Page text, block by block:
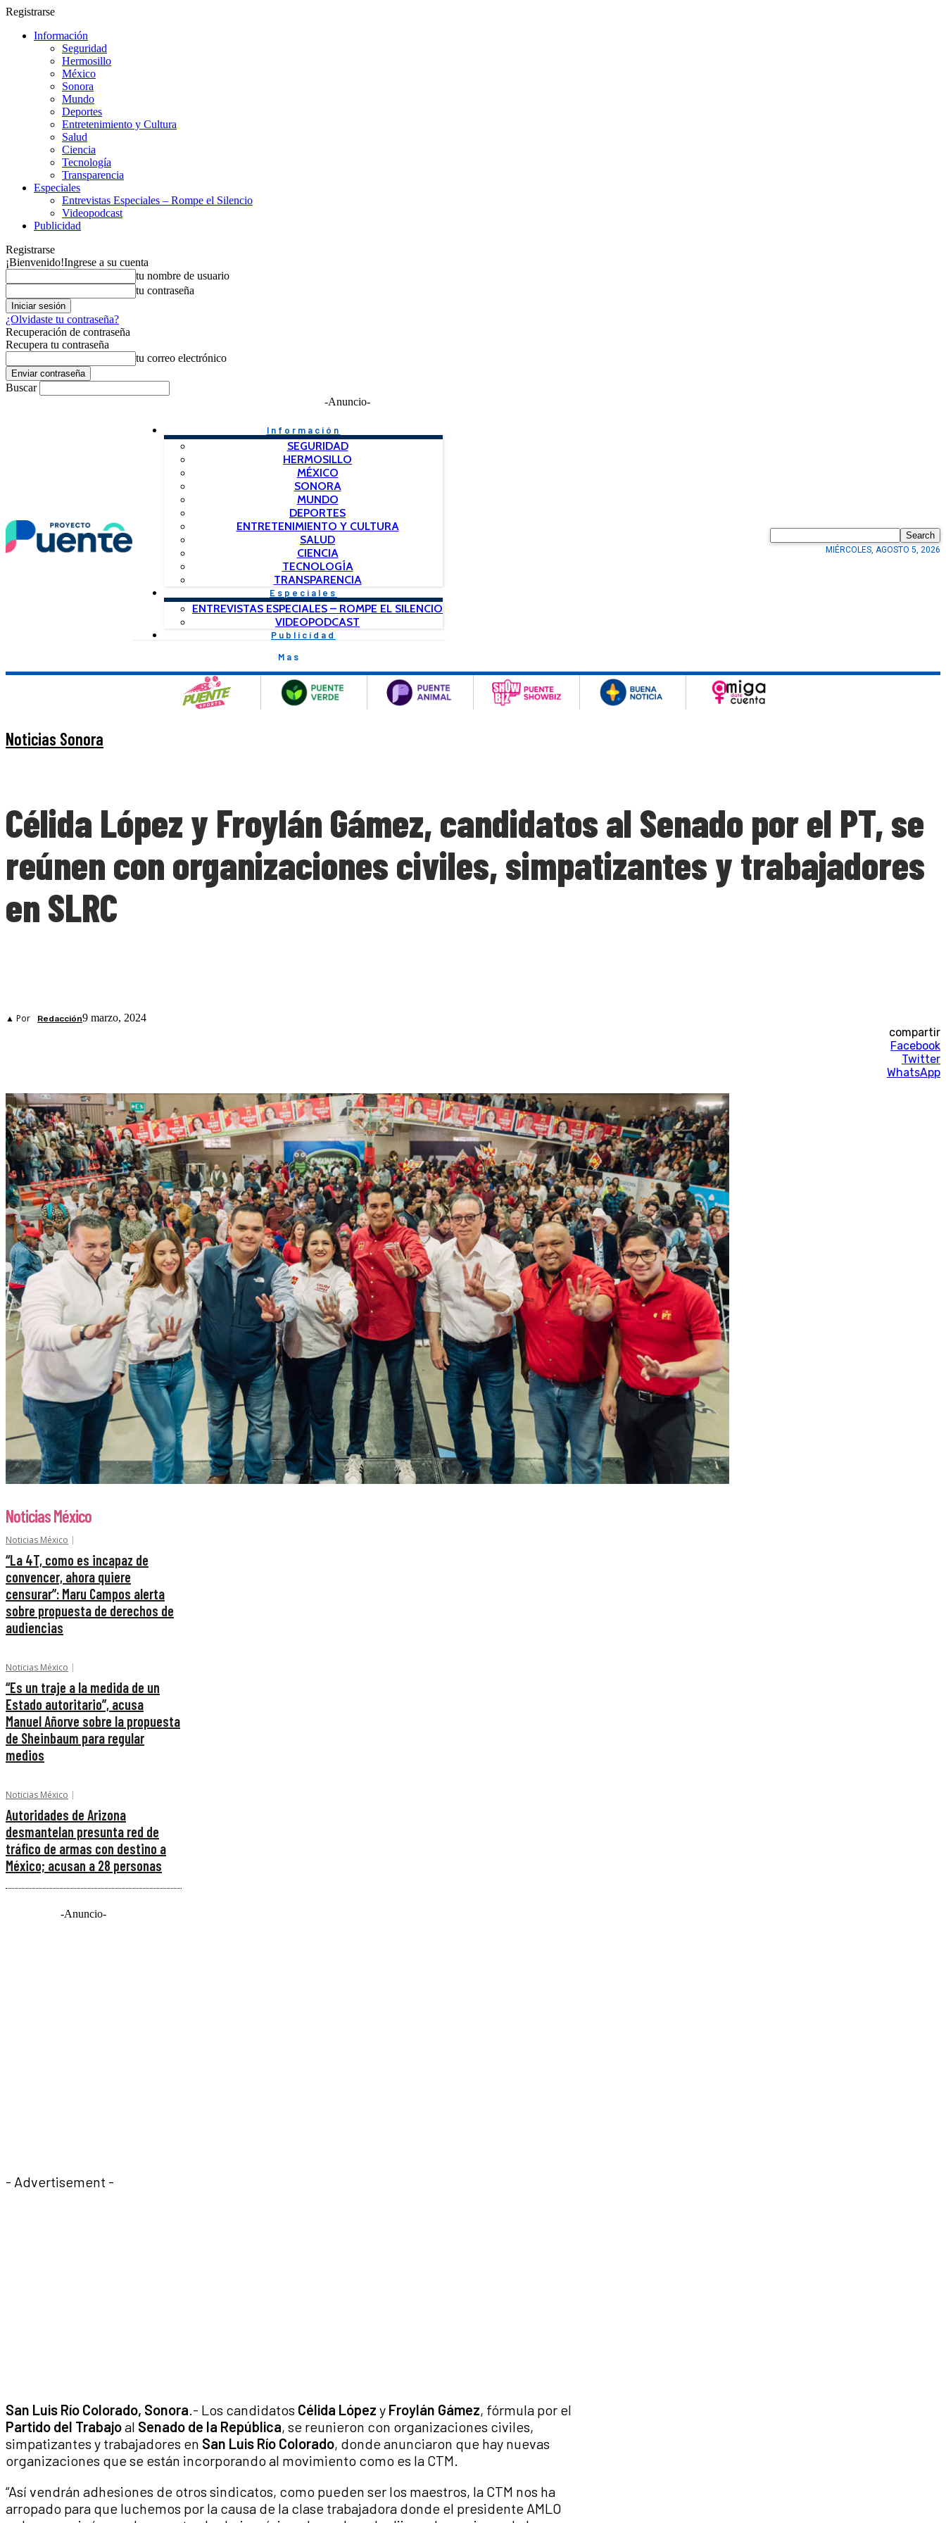
Registrarse
Información
Seguridad
Hermosillo
México
Sonora
Mundo
Deportes
Entretenimiento y Cultura
Salud
Ciencia
Tecnología
Transparencia
Especiales
Entrevistas Especiales – Rompe el Silencio
Videopodcast
Publicidad
Registrarse
¡Bienvenido!Ingrese a su cuenta
tu nombre de usuario
tu contraseña
¿Olvidaste tu contraseña?
Recuperación de contraseña
Recupera tu contraseña
tu correo electrónico
Buscar
-Anuncio-
Información
SEGURIDAD
HERMOSILLO
MÉXICO
SONORA
MUNDO
DEPORTES
ENTRETENIMIENTO Y CULTURA
SALUD
CIENCIA
TECNOLOGÍA
TRANSPARENCIA
Especiales
ENTREVISTAS ESPECIALES – ROMPE EL SILENCIO
VIDEOPODCAST
Publicidad
Mas
Search
MIÉRCOLES, AGOSTO 5, 2026
Noticias Sonora
Célida López y Froylán Gámez, candidatos al Senado por el PT, se
reúnen con organizaciones civiles, simpatizantes y trabajadores
en SLRC
▲ Por Redacción9 marzo, 2024
compartir
Facebook
Twitter
WhatsApp
Noticias México
Noticias México
“La 4T, como es incapaz de
convencer, ahora quiere
censurar”: Maru Campos alerta
sobre propuesta de derechos de
audiencias
Noticias México
“Es un traje a la medida de un
Estado autoritario”, acusa
Manuel Añorve sobre la propuesta
de Sheinbaum para regular
medios
Noticias México
Autoridades de Arizona
desmantelan presunta red de
tráfico de armas con destino a
México; acusan a 28 personas
-Anuncio-
- Advertisement -
San Luis Río Colorado, Sonora.- Los candidatos Célida López y Froylán Gámez, fórmula por el
Partido del Trabajoal Senado de la República, se reunieron con organizaciones civiles,
simpatizantes y trabajadores en San Luis Río Colorado, donde anunciaron que hay nuevas
organizaciones que se están incorporando al movimiento como es la CTM.
“Así vendrán adhesiones de otros sindicatos, como pueden ser los maestros, la CTM nos ha
arropado para que luchemos por la causa de la clase trabajadora donde el presidente AMLO